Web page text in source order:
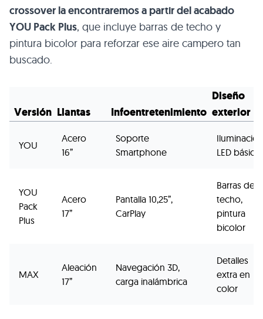
crossover la encontraremos a partir del acabado
YOU Pack Plus, que incluye barras de techo y
pintura bicolor para reforzar ese aire campero tan
buscado.
Versión Llantas Infoentretenimiento
Diseño
exterior
YOU
Acero
16”
Soporte
Smartphone
Iluminación
LED básica
YOU
Pack
Plus
Acero
17”
Pantalla 10,25”,
CarPlay
Barras de
techo,
pintura
bicolor
MAX
Aleación
17”
Navegación 3D,
carga inalámbrica
Detalles
extra en
color